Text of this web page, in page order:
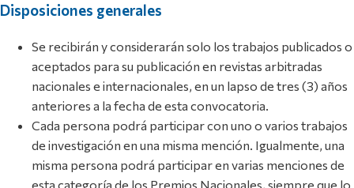
Disposiciones generales
Se recibirán y considerarán solo los trabajos publicados o
aceptados para su publicación en revistas arbitradas
nacionales e internacionales, en un lapso de tres (3) años
anteriores a la fecha de esta convocatoria.
Cada persona podrá participar con uno o varios trabajos
de investigación en una misma mención. Igualmente, una
misma persona podrá participar en varias menciones de
esta categoría de los Premios Nacionales, siempre que lo